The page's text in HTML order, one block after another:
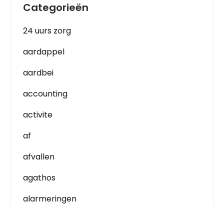
Categorieën
24 uurs zorg
aardappel
aardbei
accounting
activite
af
afvallen
agathos
alarmeringen